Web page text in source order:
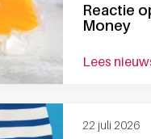
Reactie
Money
lees
22 juli 2026